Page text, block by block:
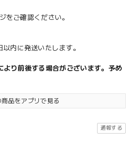
をご確認ください。
内に発送いたします。
より前後する場合がございます。予め
商品をアプリで見る
通報する